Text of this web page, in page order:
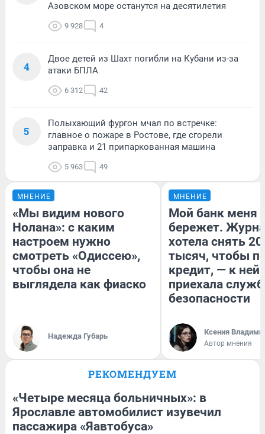
Азовском море останутся на десятилетия
9 928 4
4
Двое детей из Шахт погибли на Кубани из-за
атаки БПЛА
6 312 42
5
Полыхающий фургон мчал по встречке:
главное о пожаре в Ростове, где сгорели
заправка и 21 припаркованная машина
5 963 49
МНЕНИЕ
«Мы видим нового
Нолана»: с каким
настроем нужно
смотреть «Одиссею»,
чтобы она не
выглядела как фиаско
Надежда Губарь
МНЕНИЕ
Мой банк меня
бережет.
хотела снять
тысяч, чтобы
кредит, — к
приехала
безопасности
Ксения
Автор мнения
РЕКОМЕНДУЕМ
«Четыре месяца больничных»: в
Ярославле автомобилист изувечил
пассажира «Яавтобуса»